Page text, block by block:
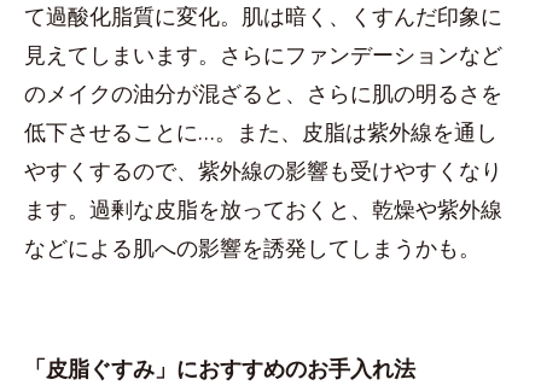
て過酸化脂質に変化。肌は暗く、くすんだ印象に
見えてしまいます。さらにファンデーションなど
のメイクの油分が混ざると、さらに肌の明るさを
低下させることに…。また、皮脂は紫外線を通し
やすくするので、紫外線の影響も受けやすくなり
ます。過剰な皮脂を放っておくと、乾燥や紫外線
などによる肌への影響を誘発してしまうかも。
「皮脂ぐすみ」におすすめのお手入れ法